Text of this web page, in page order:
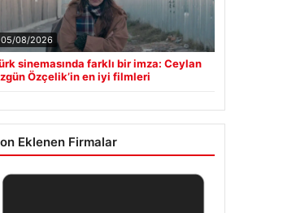
05/08/2026
sinemasında farklı bir imza: Ceylan
Özçelik’in en iyi filmleri
Eklenen Firmalar